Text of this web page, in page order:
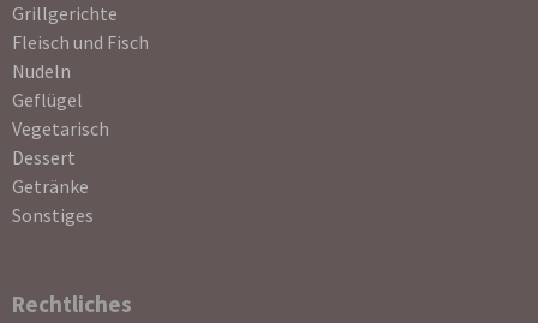
Grillgerichte
Fleisch und Fisch
Nudeln
Geflügel
Vegetarisch
Dessert
Getränke
Sonstiges
Rechtliches